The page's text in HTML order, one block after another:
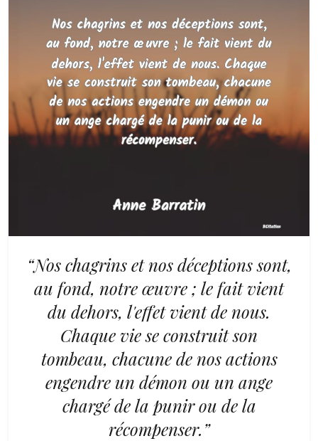
“Nos chagrins et nos déceptions sont,
au fond, notre œuvre ; le fait vient
du dehors, l'effet vient de nous.
Chaque vie se construit son
tombeau, chacune de nos actions
engendre un démon ou un ange
chargé de la punir ou de la
récompenser.”